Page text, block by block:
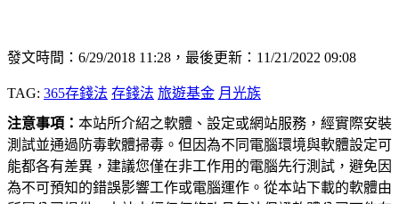
發文時間：6/29/2018 11:28，最後更新：11/21/2022 09:08
TAG: 365存錢法 存錢法 旅遊基金 月光族
注意事項： 本站所介紹之軟體、設定或網站服務，經實際安裝
測試並通過防毒軟體掃毒。但因為不同電腦環境與軟體設定可
能都各有差異，建議您僅在非工作用的電腦先行測試，避免因
為不可預知的錯誤影響工作或電腦運作。從本站下載的軟體由